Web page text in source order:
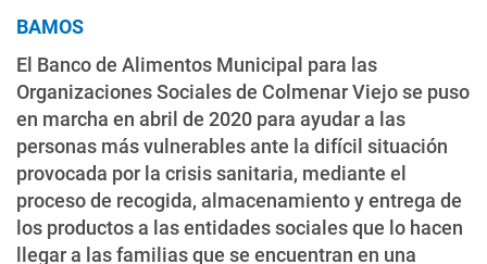
BAMOS
El Banco de Alimentos Municipal para las
Organizaciones Sociales de Colmenar Viejo se puso
en marcha en abril de 2020 para ayudar a las
personas más vulnerables ante la difícil situación
provocada por la crisis sanitaria, mediante el
proceso de recogida, almacenamiento y entrega de
los productos a las entidades sociales que lo hacen
llegar a las familias que se encuentran en una